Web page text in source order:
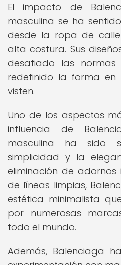
El impacto de
masculina se ha
desde la ropa de
alta costura. Sus
desafiado las
redefinido la forma en
visten.
Uno de los aspectos
influencia de
masculina ha sido
simplicidad y la
eliminación de adornos
de líneas limpias,
estética minimalista
por numerosas
todo el mundo.
Además, Balenciaga